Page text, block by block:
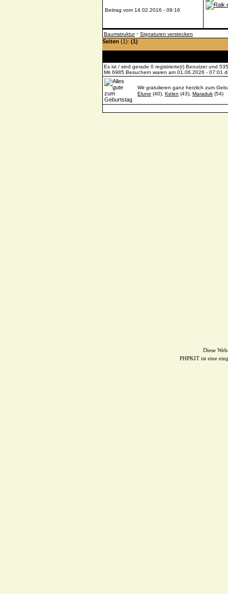
Beitrag vom 14.02.2016 - 09:16
Baumstruktur- Signaturen verstecken
Seiten (1): (1)
Es ist / sind gerade 0 registrierte(r) Benutzer und
Mit 6985 Besuchern waren am 01.06.2026 - 07:01
Wir gratulieren ganz herzlich zum
Elune (40), Kelen (43), Maraduk (54)
Diese
PHPKIT ist eine